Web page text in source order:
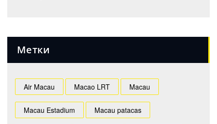
Метки
Air Macau Macao LRT Macau
Macau Estadium Macau patacas